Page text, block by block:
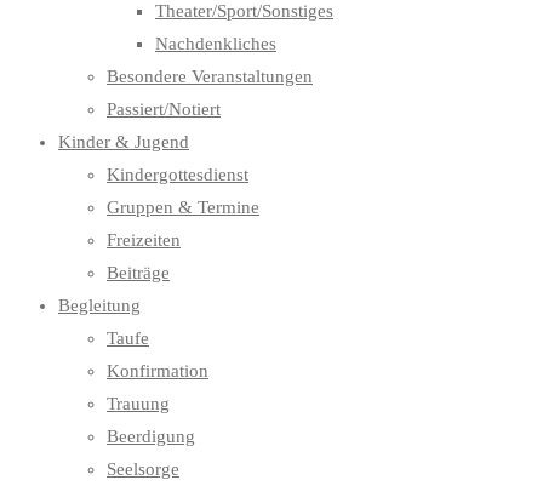
Theater/Sport/Sonstiges
Nachdenkliches
Besondere Veranstaltungen
Passiert/Notiert
Kinder & Jugend
Kindergottesdienst
Gruppen & Termine
Freizeiten
Beiträge
Begleitung
Taufe
Konfirmation
Trauung
Beerdigung
Seelsorge